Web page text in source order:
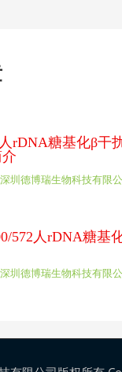
rDNA糖基化β干
深圳德博瑞生物科技有限
572人rDNA糖基
深圳德博瑞生物科技有限